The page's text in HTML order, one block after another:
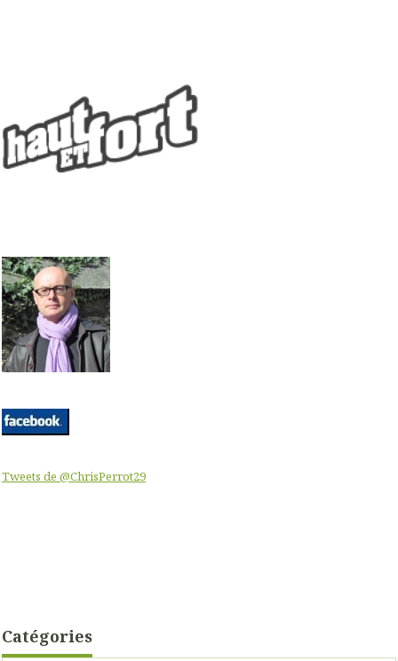
Tweets de @ChrisPerrot29
Catégories